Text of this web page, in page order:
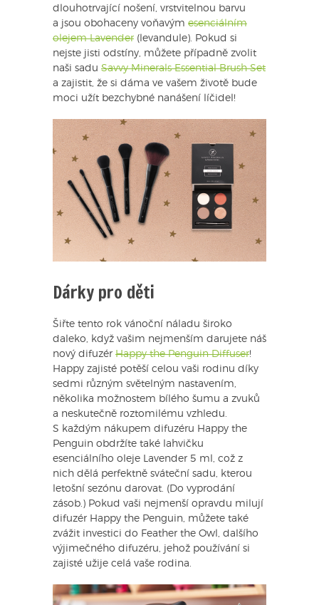
dlouhotrvající nošení, vrstvitelnou barvu
a jsou obohaceny voňavým esenciálním
olejem Lavender (levandule). Pokud si
nejste jisti odstíny, můžete případně zvolit
naši sadu Savvy Minerals Essential Brush Set
a zajistit, že si dáma ve vašem životě bude
moci užít bezchybné nanášení líčidel!
Dárky pro děti
Šiřte tento rok vánoční náladu široko
daleko, když vašim nejmenším darujete náš
nový difuzér Happy the Penguin Diffuser!
Happy zajisté potěší celou vaši rodinu díky
sedmi různým světelným nastavením,
několika možnostem bílého šumu a zvuků
a neskutečně roztomilému vzhledu.
S každým nákupem difuzéru Happy the
Penguin obdržíte také lahvičku
esenciálního oleje Lavender 5 ml, což z
nich dělá perfektně sváteční sadu, kterou
letošní sezónu darovat. (Do vyprodání
zásob.) Pokud vaši nejmenší opravdu milují
difuzér Happy the Penguin, můžete také
zvážit investici do Feather the Owl, dalšího
výjimečného difuzéru, jehož používání si
zajisté užije celá vaše rodina.